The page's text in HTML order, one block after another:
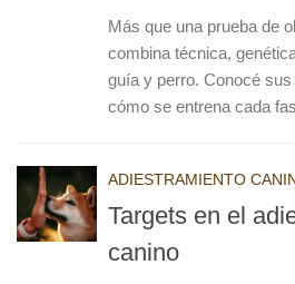
Más que una prueba de
combina técnica,
guía y perro. Conocé
cómo se entrena cada
ADIESTRAMIENTO
Targets en el
canino